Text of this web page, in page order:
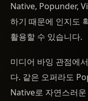
Native, Popunder,
하기 때문에 인지도
활용할 수 있습니다.
미디어 바잉 관점에
다. 같은 오퍼라도
Native로 자연스러